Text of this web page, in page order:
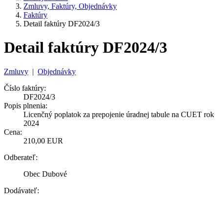
Zmluvy, Faktúry, Objednávky
Faktúry
Detail faktúry DF2024/3
Detail faktúry DF2024/3
Zmluvy | Objednávky
Číslo faktúry:
DF2024/3
Popis plnenia:
Licenčný poplatok za prepojenie úradnej tabule na CUET rok
2024
Cena:
210,00 EUR
Odberateľ:
Obec Dubové
Dodávateľ: